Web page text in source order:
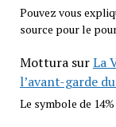
Pouvez vous
source pour le
MotturasurLa
l’avant-garde
Le symbole de